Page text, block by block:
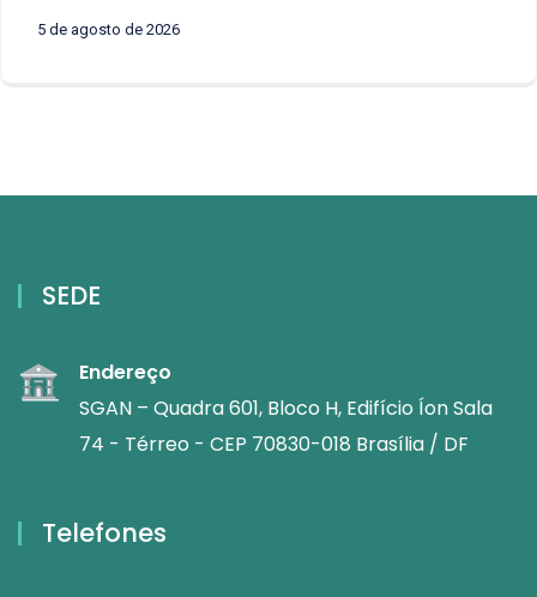
5 de agosto de 2026
SEDE
Endereço
SGAN – Quadra 601, Bloco H, Edifício Íon Sala
74 - Térreo - CEP 70830-018 Brasília / DF
Telefones